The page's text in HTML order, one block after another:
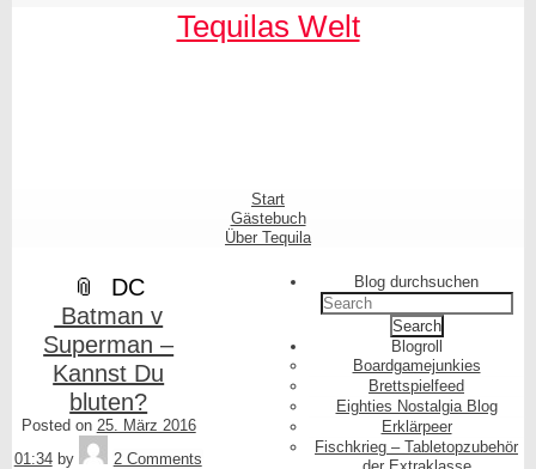
to
content
to
SEARCH-
to
LINKS-
to
CATEGORIES-
to
ARCHIVES-
to
META-
to
FACEBOOK-
to
TEXT-
to
AKISMET_WIDGET-
to
TAG_CLOUD-
Tequilas Welt
Shrunk
Expand
Start
Gästebuch
Über Tequila
DC
Batman v
Superman –
Kannst Du
bluten?
Posted on 25. März 2016
01:34 by
2 Comments
Blog durchsuchen
Search
for:
Blogroll
Boardgamejunkies
Brettspielfeed
Eighties Nostalgia Blog
Erklärpeer
Fischkrieg – Tabletopzubehör